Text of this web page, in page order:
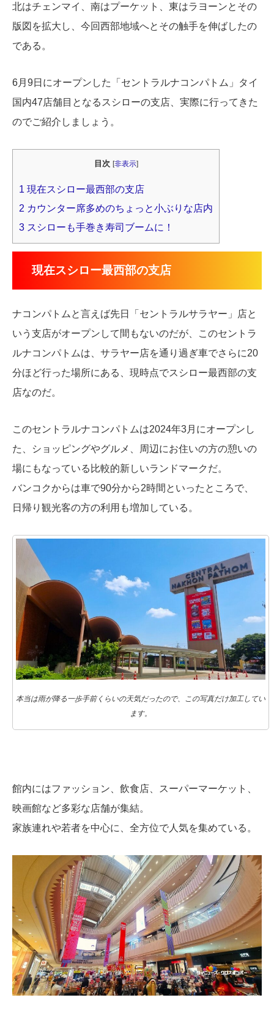
北はチェンマイ、南はプーケット、東はラヨーンとその
版図を拡大し、今回西部地域へとその触手を伸ばしたの
である。
6月9日にオープンした「セントラルナコンパトム」タイ
国内47店舗目となるスシローの支店、実際に行ってきた
のでご紹介しましょう。
目次 [非表示]
1 現在スシロー最西部の支店
2 カウンター席多めのちょっと小ぶりな店内
3 スシローも手巻き寿司ブームに！
現在スシロー最西部の支店
ナコンパトムと言えば先日「セントラルサラヤー」店と
いう支店がオープンして間もないのだが、このセントラ
ルナコンパトムは、サラヤー店を通り過ぎ車でさらに20
分ほど行った場所にある、現時点でスシロー最西部の支
店なのだ。
このセントラルナコンパトムは2024年3月にオープンし
た、ショッピングやグルメ、周辺にお住いの方の憩いの
場にもなっている比較的新しいランドマークだ。
バンコクからは車で90分から2時間といったところで、
日帰り観光客の方の利用も増加している。
本当は雨が降る一歩手前くらいの天気だったので、この写真だけ加工してい
ます。
館内にはファッション、飲食店、スーパーマーケット、
映画館など多彩な店舗が集結。
家族連れや若者を中心に、全方位で人気を集めている。